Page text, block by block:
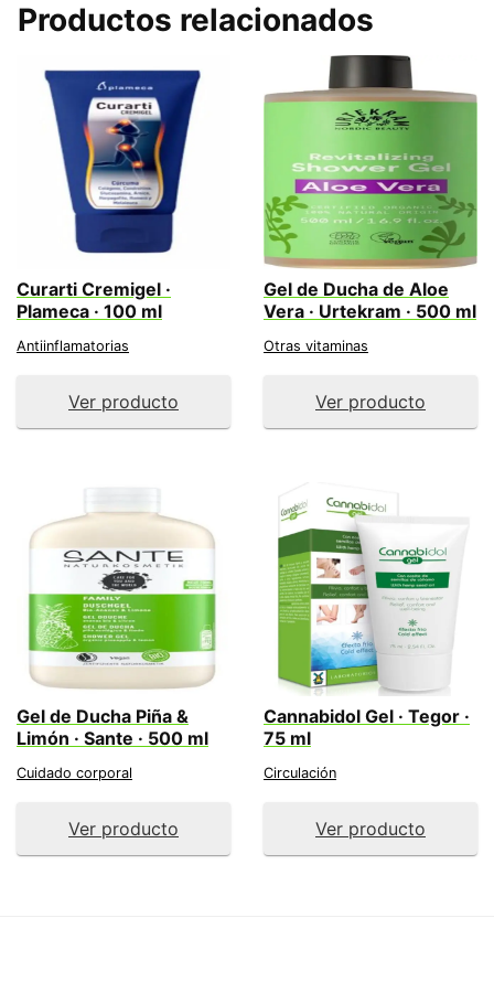
Productos relacionados
Curarti Cremigel ·
Plameca · 100 ml
Antiinflamatorias
Ver producto
Gel de Ducha de Aloe
Vera · Urtekram · 500 ml
Otras vitaminas
Ver producto
Gel de Ducha Piña &
Limón · Sante · 500 ml
Cuidado corporal
Ver producto
Cannabidol Gel · Tegor ·
75 ml
Circulación
Ver producto